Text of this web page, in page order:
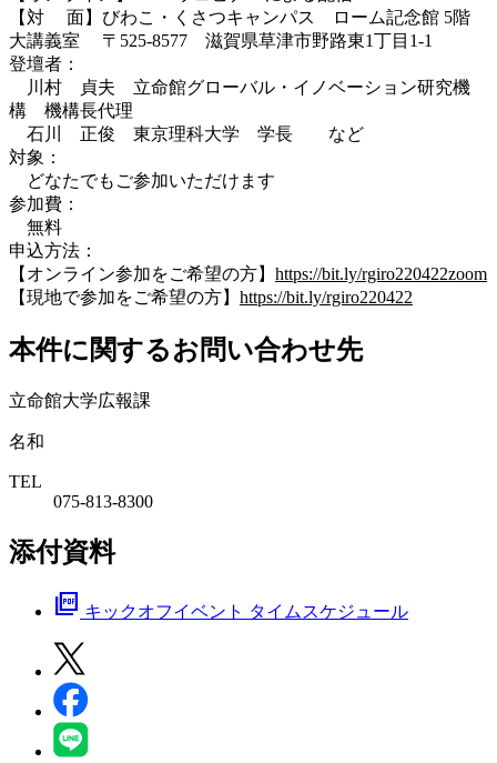
【対 面】びわこ・くさつキャンパス ローム記念館 5階
大講義室 〒525-8577 滋賀県草津市野路東1丁目1-1
登壇者：
川村 貞夫 立命館グローバル・イノベーション研究機
構 機構長代理
石川 正俊 東京理科大学 学長 など
対象：
どなたでもご参加いただけます
参加費：
無料
申込方法：
【オンライン参加をご希望の方】 https://bit.ly/rgiro220422zoom
【現地で参加をご希望の方】 https://bit.ly/rgiro220422
本件に関するお問い合わせ先
立命館大学広報課
名和
TEL
075-813-8300
添付資料
picture_as_pdf キックオフイベント タイムスケジュール